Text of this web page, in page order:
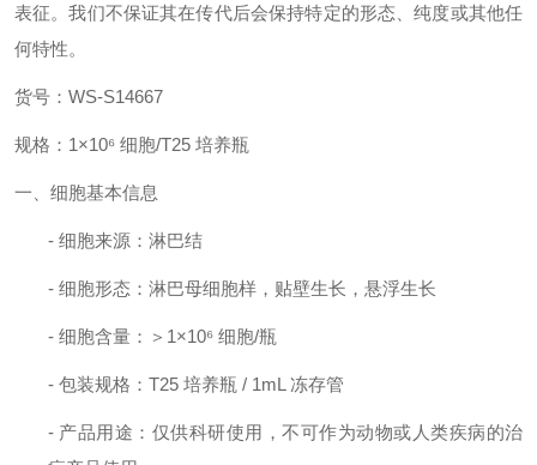
表征。我们不保证其在传代后会保持特定的形态、纯度或其他任
何特性。
货号 ： WS-S14667
规格 ： 1×10⁶ 细胞/T25 培养瓶
一、细胞基本信息
- 细胞来源：淋巴结
- 细胞形态：淋巴母细胞样，贴壁生长，悬浮生长
- 细胞含量：＞1×10⁶ 细胞/瓶
- 包装规格：T25 培养瓶 / 1mL 冻存管
- 产品用途：仅供科研使用，不可作为动物或人类疾病的治